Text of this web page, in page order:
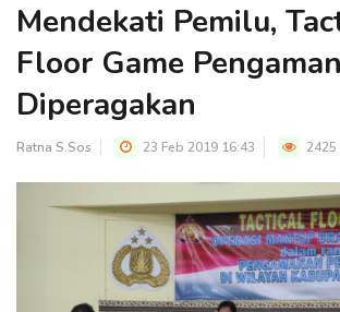
Mendekati Pemilu,
Floor Game
Diperagakan
Ratna S.Sos 23 Feb 2019 16:43 2425